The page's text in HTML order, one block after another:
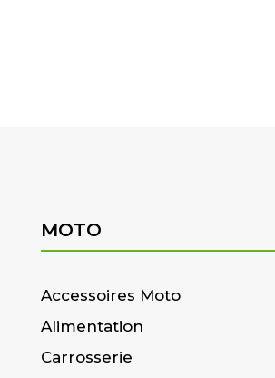
MOTO
Accessoires Moto
Alimentation
Carrosserie